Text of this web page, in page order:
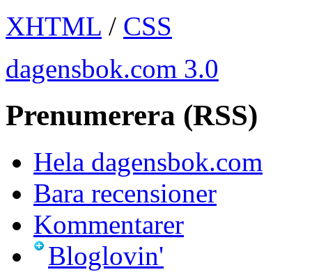
XHTML / CSS
dagensbok.com 3.0
Prenumerera (RSS)
Hela dagensbok.com
Bara recensioner
Kommentarer
Bloglovin'